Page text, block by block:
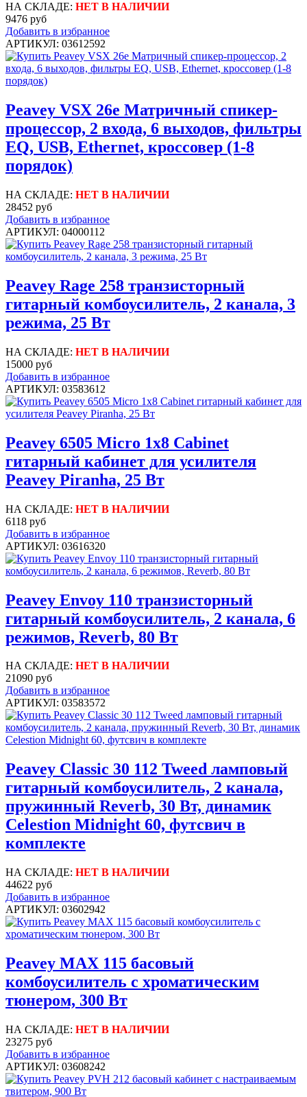
НА СКЛАДЕ: НЕТ В НАЛИЧИИ
9476 руб
Добавить в избранное
АРТИКУЛ: 03612592
Peavey VSX 26e Матричный спикер-
процессор, 2 входа, 6 выходов, фильтры
EQ, USB, Ethernet, кроссовер (1-8
порядок)
НА СКЛАДЕ: НЕТ В НАЛИЧИИ
28452 руб
Добавить в избранное
АРТИКУЛ: 04000112
Peavey Rage 258 транзисторный
гитарный комбоусилитель, 2 канала, 3
режима, 25 Вт
НА СКЛАДЕ: НЕТ В НАЛИЧИИ
15000 руб
Добавить в избранное
АРТИКУЛ: 03583612
Peavey 6505 Micro 1x8 Cabinet
гитарный кабинет для усилителя
Peavey Piranha, 25 Вт
НА СКЛАДЕ: НЕТ В НАЛИЧИИ
6118 руб
Добавить в избранное
АРТИКУЛ: 03616320
Peavey Envoy 110 транзисторный
гитарный комбоусилитель, 2 канала, 6
режимов, Reverb, 80 Вт
НА СКЛАДЕ: НЕТ В НАЛИЧИИ
21090 руб
Добавить в избранное
АРТИКУЛ: 03583572
Peavey Classic 30 112 Tweed ламповый
гитарный комбоусилитель, 2 канала,
пружинный Reverb, 30 Вт, динамик
Celestion Midnight 60, футсвич в
комплекте
НА СКЛАДЕ: НЕТ В НАЛИЧИИ
44622 руб
Добавить в избранное
АРТИКУЛ: 03602942
Peavey MAX 115 басовый
комбоусилитель с хроматическим
тюнером, 300 Вт
НА СКЛАДЕ: НЕТ В НАЛИЧИИ
23275 руб
Добавить в избранное
АРТИКУЛ: 03608242